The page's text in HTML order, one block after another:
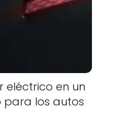
eléctrico en un
los autos